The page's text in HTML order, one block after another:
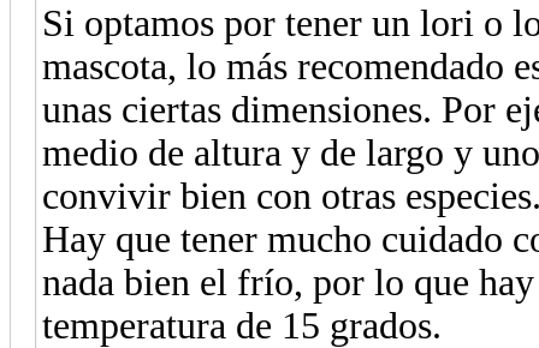
Si optamos por tener un lori o
mascota, lo más recomendado
unas ciertas dimensiones. Por
medio de altura y de largo y
convivir bien con otras
Hay que tener mucho cuidado
nada bien el frío, por lo que
temperatura de 15 grados.